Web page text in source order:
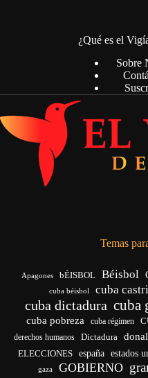
¿Qué es el
Sobre
Temas
Apagones bÉISBOL Béisbol
cuba béisbol cuba
cuba dictadura cuba
cuba pobreza cuba régimen
derechos humanos Dictadura
ELECCIONES españa estados
gaza GOBIERNO